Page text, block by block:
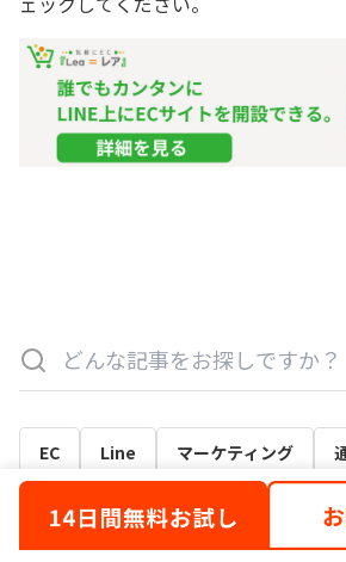
EC Line マーケティング
アパレル ツール カ
Eコマース Webマーケティング